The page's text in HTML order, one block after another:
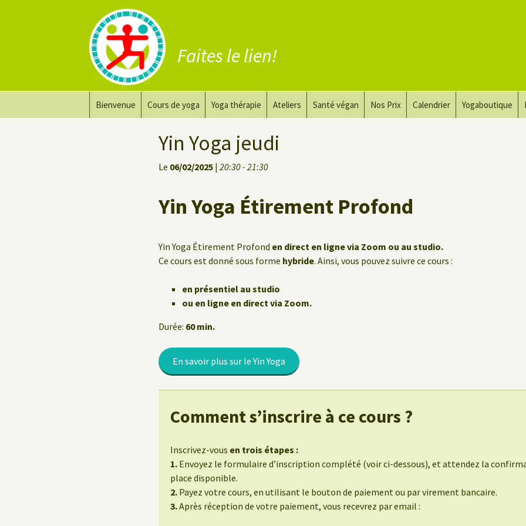
Faites le lien!
Bienvenue Cours de yoga
Prana Yoga Flow Basic
Yoga de récupération
Le Yoga au travail
Yoga thérapie
Le yoga pour guérir
Ateliers Santé végan Nos Prix Calendrier Yogaboutique
Yin Yoga jeudi
Le 06/02/2025 | 20:30 - 21:30
Yin Yoga Étirement Profond
Yin Yoga Étirement Profond en direct en ligne via Zoom ou au studio.
Ce cours est donné sous forme hybride. Ainsi, vous pouvez suivre ce cours :
en présentiel au studio
ou en ligne en direct via Zoom.
Durée: 60 min.
En savoir plus sur le Yin Yoga
Comment s’inscrire à ce cours ?
Inscrivez-vous en trois étapes :
1. Envoyez le formulaire d’inscription complété (voir ci-dessous), et attendez la
place disponible.
2. Payez votre cours, en utilisant le bouton de paiement ou par virement bancaire.
3.Après réception de votre paiement, vous recevrez par email :